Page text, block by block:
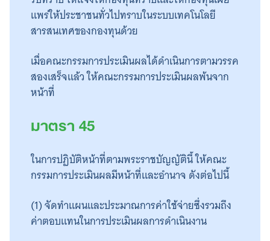
แพร่ให้ประชาชนทั่วไปทราบในระบบเทคโนโลยี
สารสนเทศของกองทุนด้วย
เมื่อคณะกรรมการประเมินผลได้ดำเนินการตามวรรค
สองเสร็จแล้ว ให้คณะกรรมการประเมินผลพ้นจาก
หน้าที่
มาตรา 45
ในการปฏิบัติหน้าที่ตามพระราชบัญญัตินี้ ให้คณะ
กรรมการประเมินผลมีหน้าที่และอำนาจ ดังต่อไปนี้
(1) จัดทำแผนและประมาณการค่าใช้จ่ายซึ่งรวมถึง
ค่าตอบแทนในการประเมินผลการดำเนินงาน